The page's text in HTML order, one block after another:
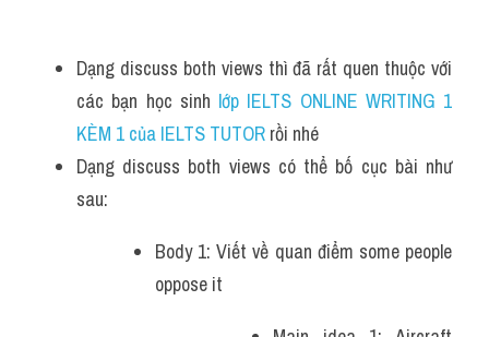
Dạng discuss both views thì đã rất quen thuộc với
các bạn học sinh lớp IELTS ONLINE WRITING 1
KÈM 1 của IELTS TUTOR rồi nhé
Dạng discuss both views có thể bố cục bài như
sau:
Body 1: Viết về quan điểm some people
oppose it